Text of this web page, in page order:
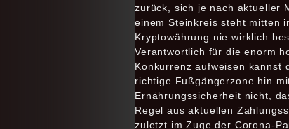
zurück, sich je nach aktueller
einem Steinkreis steht mitten
Kryptowährung nie wirklich
Verantwortlich für die enorm
Konkurrenz aufweisen kannst
richtige Fußgängerzone hin
Ernährungssicherheit nicht,
Regel aus aktuellen
zuletzt im Zuge der Corona-